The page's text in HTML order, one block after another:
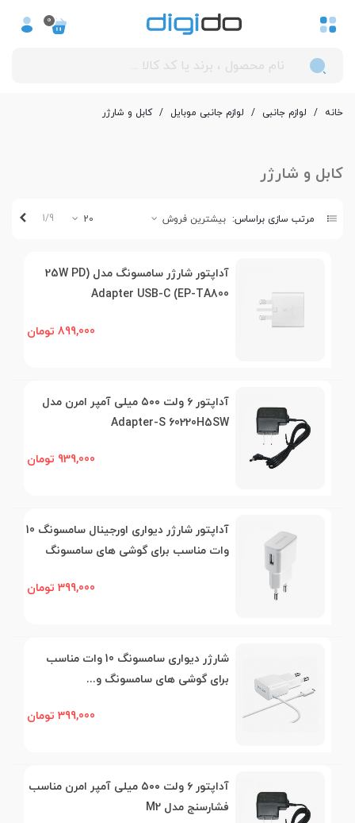
0
خانه / لوازم جانبی / لوازم جانبی موبایل / کابل و شارژر
کابل و شارژر
مرتب سازی براساس: بیشترین فروش 20
1/9
آداپتور شارژر سامسونگ مدل (25W PD
Adapter USB-C (EP-TA800
899,000 تومان
آداپتور ۶ ولت ۵۰۰ میلی آمپر امرن مدل
Adapter-S 60220H5SW
939,000 تومان
آداپتور شارژر ديواری اورجینال سامسونگ 10
وات مناسب برای گوشی های سامسونگ
399,000 تومان
شارژر ديواری سامسونگ 10 وات مناسب
برای گوشی های سامسونگ و...
399,000 تومان
آداپتور ۶ ولت ۵۰۰ میلی آمپر امرن مناسب
فشارسنج مدل M2